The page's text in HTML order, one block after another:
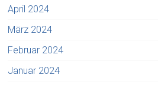
April 2024
März 2024
Februar 2024
Januar 2024